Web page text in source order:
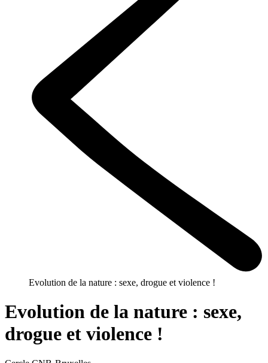
Evolution de la nature : sexe, drogue et violence !
Evolution de la nature : sexe,
drogue et violence !